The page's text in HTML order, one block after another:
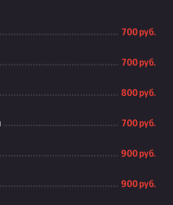
700 руб.
700 руб.
800 руб.
700 руб.
900 руб.
900 руб.